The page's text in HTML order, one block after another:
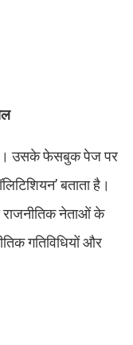
है। उसके फेसबुक पेज पर
बताता है।
नेताओं के
गतिविधियों और